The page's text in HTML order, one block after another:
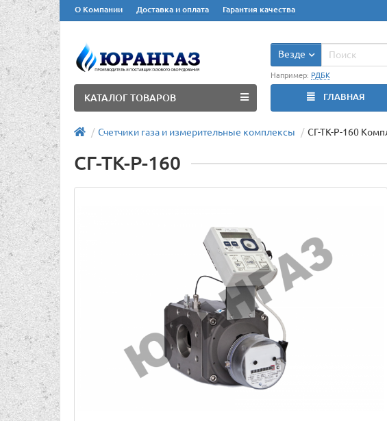
О Компании Доставка и оплата Гарантия качества
Везде
Например: РДБК
ГЛАВНАЯ
КАТАЛОГ ТОВАРОВ
Счетчики газа и измерительные комплексы СГ-ТК-Р-160
СГ-ТК-Р-160